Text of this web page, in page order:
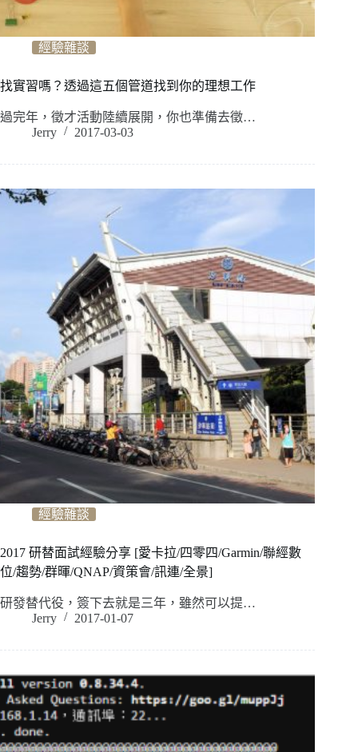
經驗雜談
找實習嗎？透過這五個管道找到你的理想工作
過完年，徵才活動陸續展開，你也準備去徵…
Jerry
2017-03-03
經驗雜談
2017 研替面試經驗分享 [愛卡拉/四零四/Garmin/聯經數
位/趨勢/群暉/QNAP/資策會/訊連/全景]
研發替代役，簽下去就是三年，雖然可以提…
Jerry
2017-01-07